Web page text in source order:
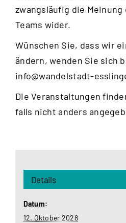
zwangsläufig die Meinung
Teams wider.
Wünschen Sie, dass wir
ändern, wenden Sie sich
info@wandelstadt-
Die Veranstaltungen
falls nicht anders
Details
Datum:
12. Oktober 2028